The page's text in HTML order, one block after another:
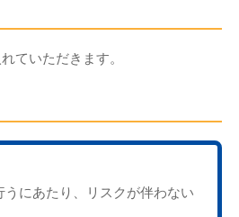
ていただきます。
にあたり、リスクが伴わない